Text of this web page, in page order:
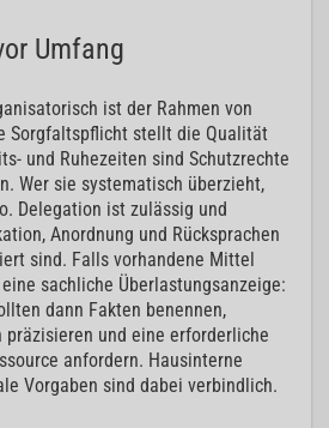
Umfang
ist der Rahmen von
Sorgfaltspflicht stellt die Qualität
und Ruhezeiten sind Schutzrechte
Wer sie systematisch überzieht,
Delegation ist zulässig und
Anordnung und Rücksprachen
sind. Falls vorhandene Mittel
sachliche Überlastungsanzeige:
dann Fakten benennen,
und eine erforderliche
anfordern. Hausinterne
Vorgaben sind dabei verbindlich.